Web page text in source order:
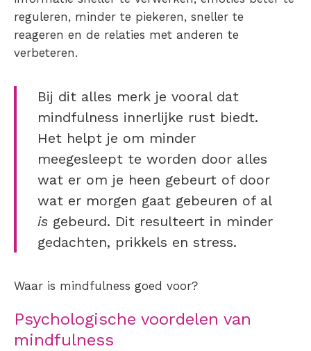
reguleren, minder te piekeren, sneller te
reageren en de relaties met anderen te
verbeteren.
Bij dit alles merk je vooral dat
mindfulness innerlijke rust biedt.
Het helpt je om minder
meegesleept te worden door alles
wat er om je heen gebeurt of door
wat er morgen gaat gebeuren of al
is gebeurd. Dit resulteert in minder
gedachten, prikkels en stress.
Waar is mindfulness goed voor?
Psychologische voordelen van
mindfulness